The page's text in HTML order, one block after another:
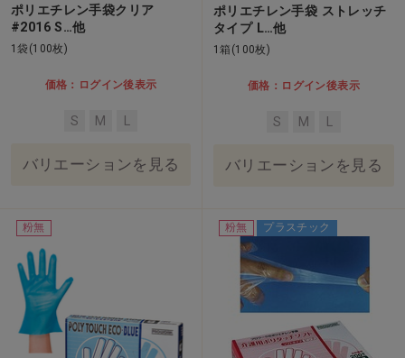
ポリエチレン手袋クリア
#2016 S…他
1袋(100枚)
価格：ログイン後表示
S M
バリエーションを見る
ポリエチレン手袋 ストレッチ
タイプ L…他
1箱(100枚)
価格：ログイン後表示
S M
バリエーションを見る
粉無 粉無 プラスチック